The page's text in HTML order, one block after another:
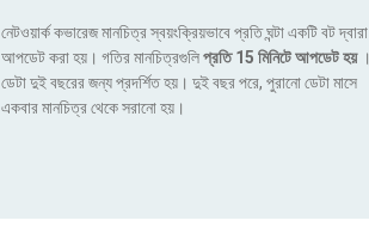
নেটওয়ার্ক কভারেজ মানচিত্র স্বয়ংক্রিয়ভাবে প্রতি ঘন্টা একটি বট দ্বারা
আপডেট করা হয়। গতির মানচিত্রগুলিপ্রতি 15 মিনিটে আপডেট হয় ।
ডেটা দুই বছরের জন্য প্রদর্শিত হয়। দুই বছর পরে, পুরানো ডেটা মাসে
একবার মানচিত্র থেকে সরানো হয়।